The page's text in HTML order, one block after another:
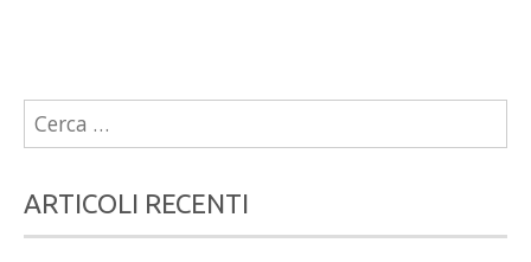
Ricerca
per:
ARTICOLI RECENTI